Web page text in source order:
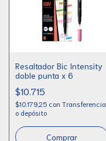
Resaltador Bic Intensity
doble punta x 6
$10.715
$10.179,25 con Transferencia
o depósito